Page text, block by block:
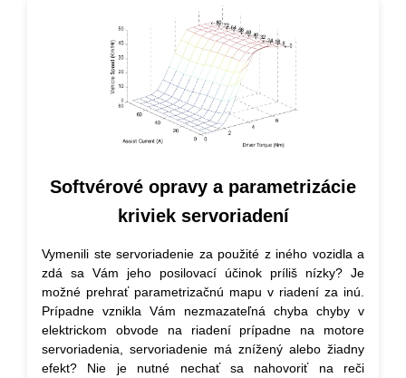
Softvérové opravy a parametrizácie
kriviek servoriadení
Vymenili ste servoriadenie za použité z iného vozidla a
zdá sa Vám jeho posilovací účinok príliš nízky? Je
možné prehrať parametrizačnú mapu v riadení za inú.
Prípadne vznikla Vám nezmazateľná chyba chyby v
elektrickom obvode na riadení prípadne na motore
servoriadenia, servoriadenie má znížený alebo žiadny
efekt? Nie je nutné nechať sa nahovoriť na reči